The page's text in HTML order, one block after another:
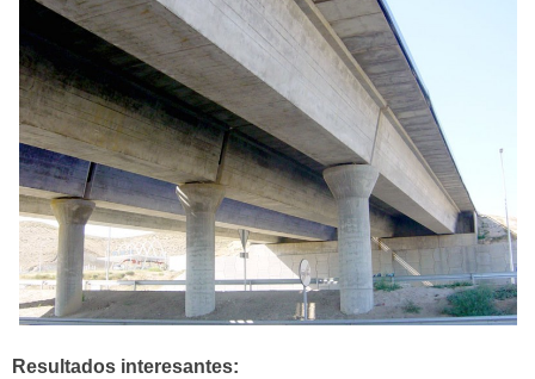
Resultados interesantes: